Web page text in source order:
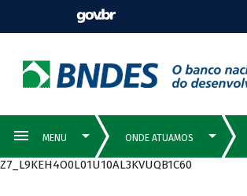
Z7_L9KEH4O0L01U10AL3KVUQB1C60